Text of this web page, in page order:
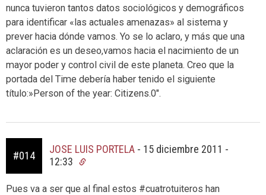
nunca tuvieron tantos datos sociológicos y demográficos
para identificar «las actuales amenazas» al sistema y
prever hacia dónde vamos. Yo se lo aclaro, y más que una
aclaración es un deseo,vamos hacia el nacimiento de un
mayor poder y control civil de este planeta. Creo que la
portada del Time debería haber tenido el siguiente
título:»Person of the year: Citizens.0″.
#014
JOSE LUIS PORTELA - 15 diciembre 2011 -
12:33
Pues va a ser que al final estos #cuatrotuiteros han